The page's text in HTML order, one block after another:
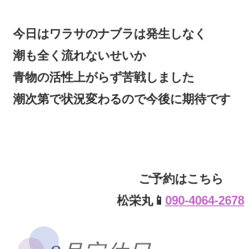
今日はワラサのナブラは発生しなく
潮も全く流れないせいか
青物の活性上がらず苦戦しました
潮次第で状況変わるので今後に期待です
ご予約はこちら
松栄丸📱 090-4064-2678